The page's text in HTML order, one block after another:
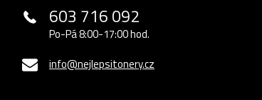
603 716 092
Po-Pá 8:00-17:00 hod.
info@nejlepsitonery.cz